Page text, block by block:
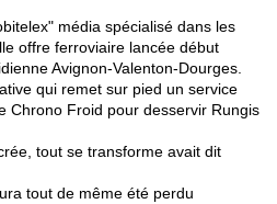
média spécialisé dans les
offre ferroviaire lancée début
Avignon-Valenton-Dourges
qui remet sur pied un service
Chrono Froid pour desservir Rungis
tout se transforme avait dit
tout de même été perdu